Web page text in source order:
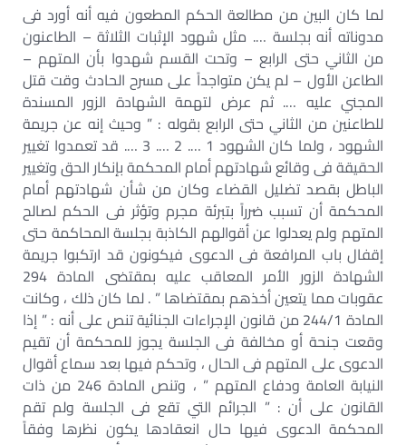
لما كان البين من مطالعة الحكم المطعون فيه أنه أورد فى
مدوناته أنه بجلسة …. مثل شهود الإثبات الثلاثة – الطاعنون
من الثاني حتى الرابع – وتحت القسم شهدوا بأن المتهم –
الطاعن الأول – لم يكن متواجداً على مسرح الحادث وقت قتل
المجني عليه …. ثم عرض لتهمة الشهادة الزور المسندة
للطاعنين من الثاني حتى الرابع بقوله : ” وحيث إنه عن جريمة
الشهود ، ولما كان الشهود 1 …. 2 …. 3 …. قد تعمدوا تغيير
الحقيقة فى وقائع شهادتهم أمام المحكمة بإنكار الحق وتغيير
الباطل بقصد تضليل القضاء وكان من شأن شهادتهم أمام
المحكمة أن تسبب ضرراً بتبرئة مجرم وتؤثر فى الحكم لصالح
المتهم ولم يعدلوا عن أقوالهم الكاذبة بجلسة المحاكمة حتى
إقفال باب المرافعة فى الدعوى فيكونون قد ارتكبوا جريمة
الشهادة الزور الأمر المعاقب عليه بمقتضى المادة 294
عقوبات مما يتعين أخذهم بمقتضاها ” . لما كان ذلك ، وكانت
المادة 244/1 من قانون الإجراءات الجنائية تنص على أنه : ” إذا
وقعت جنحة أو مخالفة فى الجلسة يجوز للمحكمة أن تقيم
الدعوى على المتهم فى الحال ، وتحكم فيها بعد سماع أقوال
النيابة العامة ودفاع المتهم ” ، وتنص المادة 246 من ذات
القانون على أن : ” الجرائم التي تقع فى الجلسة ولم تقم
المحكمة الدعوى فيها حال انعقادها يكون نظرها وفقاً